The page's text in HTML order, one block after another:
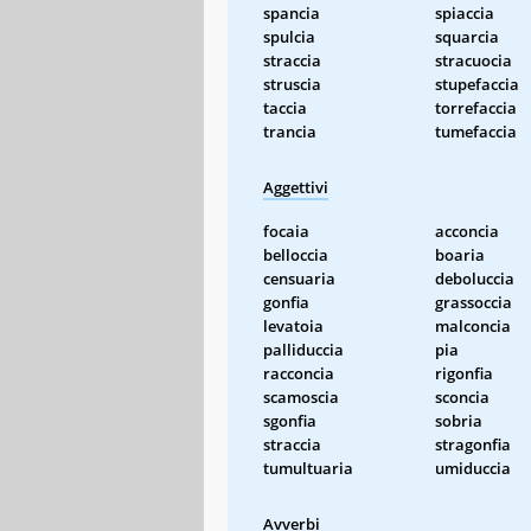
spancia
spiaccia
spulcia
squarcia
straccia
stracuocia
struscia
stupefaccia
taccia
torrefaccia
trancia
tumefaccia
Aggettivi
focaia
acconcia
belloccia
boaria
censuaria
deboluccia
gonfia
grassoccia
levatoia
malconcia
palliduccia
pia
racconcia
rigonfia
scamoscia
sconcia
sgonfia
sobria
straccia
stragonfia
tumultuaria
umiduccia
Avverbi